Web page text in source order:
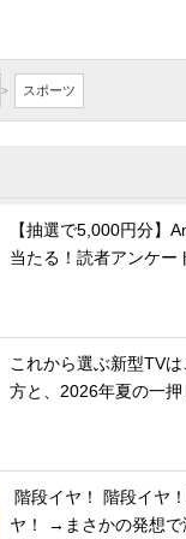
> スポーツ
【抽選で5,000円分】
当たる！読者アンケー
これから選ぶ新型TV
方と、2026年夏の一
階段イヤ！ 階段イヤ
ヤ！ →まさかの発想で